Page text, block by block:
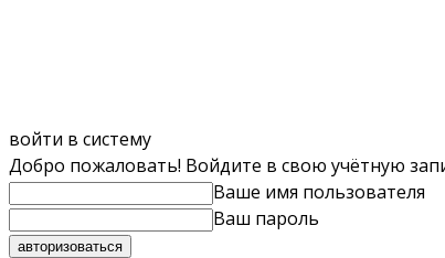
войти в систему
Добро пожаловать! Войдите в свою учётную
Ваше имя пользователя
Ваш пароль